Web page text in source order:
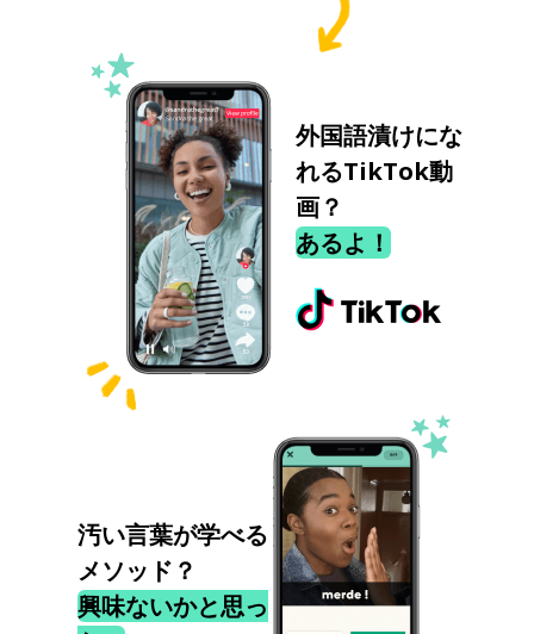
外国語漬けにな
れるTikTok動
画？
あるよ！
汚い言葉が学べる
メソッド？
興味ないかと思っ